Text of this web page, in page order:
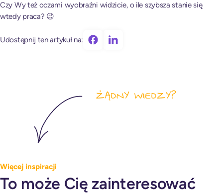
Czy Wy też oczami wyobraźni widzicie, o ile szybsza stanie się
wtedy praca? 😉
Udostępnij ten artykuł na:
Więcej inspiracji
To może Cię zainteresować